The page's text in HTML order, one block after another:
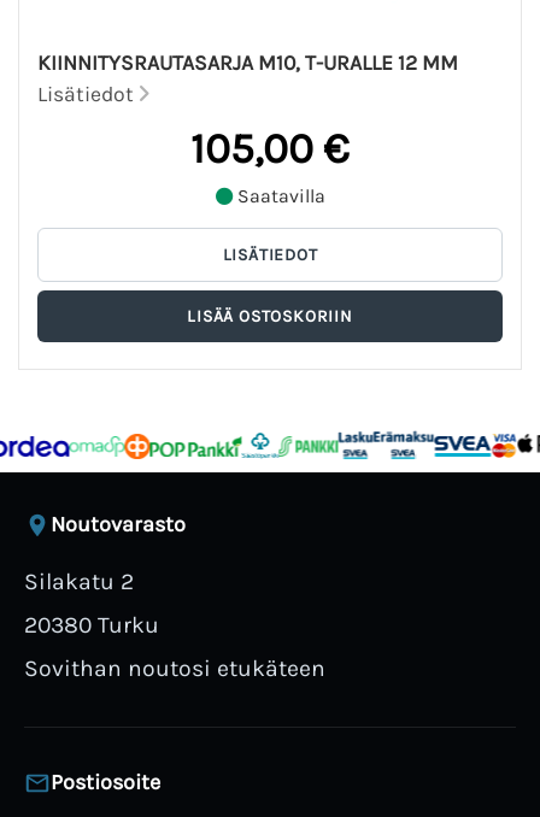
KIINNITYSRAUTASARJA M10, T-URALLE 12 MM
Lisätiedot
105,00 €
Saatavilla
Noutovarasto
Silakatu 2
20380 Turku
Sovithan noutosi etukäteen
Postiosoite